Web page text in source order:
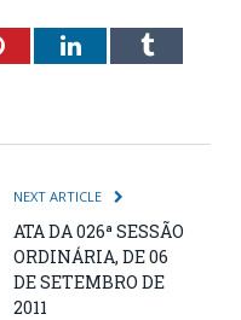
PinterestLinkedInTumblr
NEXT ARTICLE
ATA DA 026ª SESSÃO
ORDINÁRIA, DE 06
DE SETEMBRO DE
2011